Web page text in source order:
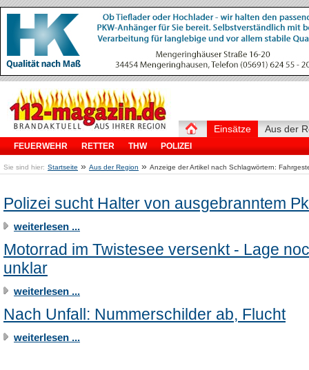
Einsätze
FEUERWEHR RETTER THW POLIZEI
Aus der
Sie sind hier: Startseite » Aus der Region » Anzeige der Artikel nach Schlagwörtern:
Polizei sucht Halter von ausgebranntem
weiterlesen ...
Motorrad im Twistesee versenkt - Lage
unklar
weiterlesen ...
Nach Unfall: Nummerschilder ab, Flucht
weiterlesen ...